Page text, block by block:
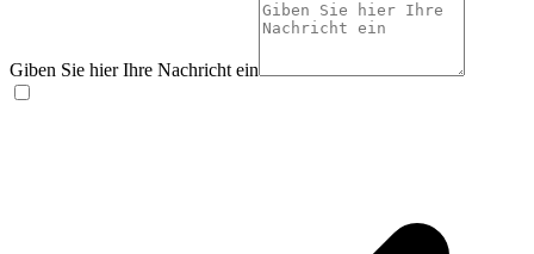
Giben Sie hier Ihre Nachricht ein